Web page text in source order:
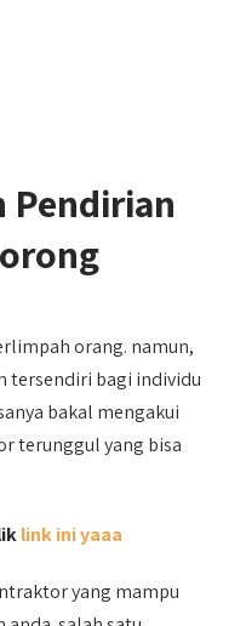
Pendirian
orang. namun,
tersendiri bagi individu
bakal mengakui
terunggul yang bisa
link ini yaaa
yang mampu